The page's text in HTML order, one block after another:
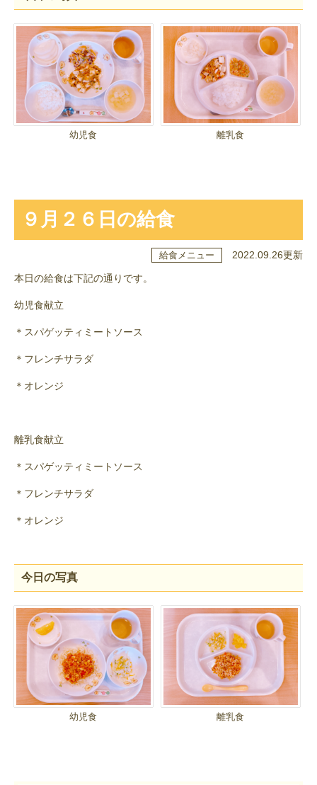
幼児食 離乳食
９月２６日の給食
給食メニュー 2022.09.26更新
本日の給食は下記の通りです。
幼児食献立
＊スパゲッティミートソース
＊フレンチサラダ
＊オレンジ
離乳食献立
＊スパゲッティミートソース
＊フレンチサラダ
＊オレンジ
今日の写真
幼児食 離乳食